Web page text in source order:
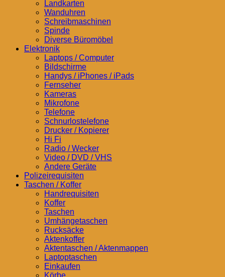
Landkarten
Wanduhren
Schreibmaschinen
Spinde
Diverse Büromöbel
Elektronik
Laptops / Computer
Bildschirme
Handys / iPhones / iPads
Fernseher
Kameras
Mikrofone
Telefone
Schnurlostelefone
Drucker / Kopierer
Hi Fi
Radio / Wecker
Video / DVD / VHS
Andere Geräte
Polizeirequisiten
Taschen / Koffer
Handrequisiten
Koffer
Taschen
Umhängetaschen
Rucksäcke
Aktenkoffer
Aktentaschen / Aktenmappen
Laptoptaschen
Einkaufen
Körbe